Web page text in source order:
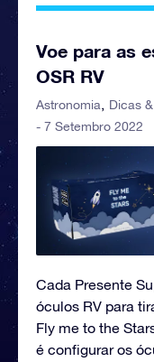
Voe para as
OSR RV
Astronomia Dicas
- 7 Setembro 2022
Cada Presente
óculos RV para
Fly me to the
é configurar os